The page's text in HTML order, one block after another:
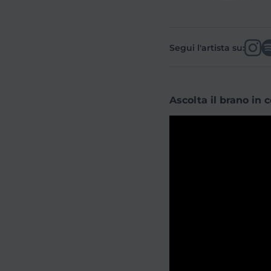
Segui l'artista su:
Ascolta il brano in